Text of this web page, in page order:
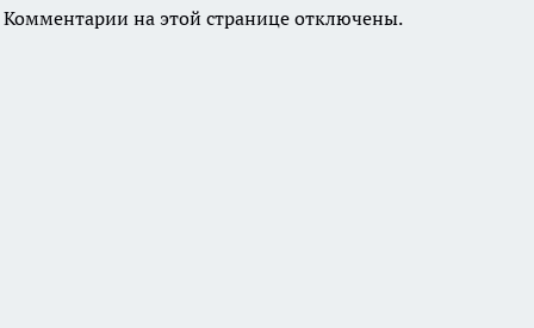
Комментарии на этой странице отключены.